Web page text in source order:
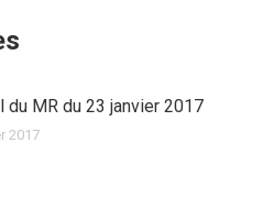
du MR du 23 janvier 2017
2017